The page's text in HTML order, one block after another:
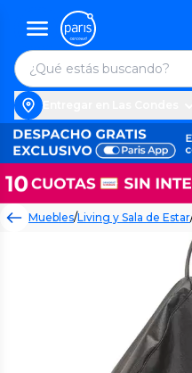
Muebles/Living y Sala de Estar